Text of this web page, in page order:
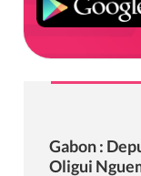
Gabon :
Oligui